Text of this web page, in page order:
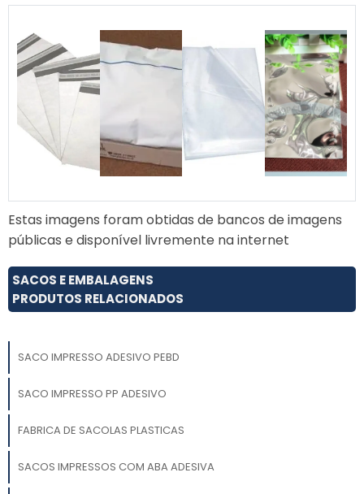
Estas imagens foram obtidas de bancos de imagens
públicas e disponível livremente na internet
SACOS E EMBALAGENS
PRODUTOS RELACIONADOS
SACO IMPRESSO ADESIVO PEBD
SACO IMPRESSO PP ADESIVO
FABRICA DE SACOLAS PLASTICAS
SACOS IMPRESSOS COM ABA ADESIVA